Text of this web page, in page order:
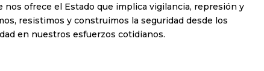
nos ofrece el Estado que implica vigilancia, represión y
resistimos y construimos la seguridad desde los
en nuestros esfuerzos cotidianos.